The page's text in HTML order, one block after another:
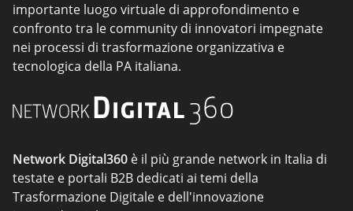
importante luogo virtuale di approfondimento e
confronto tra le community di innovatori impegnate
nei processi di trasformazione organizzativa e
tecnologica della PA italiana.
Network Digital360 è il più grande network in Italia di
testate e portali B2B dedicati ai temi della
Trasformazione Digitale e dell'innovazione